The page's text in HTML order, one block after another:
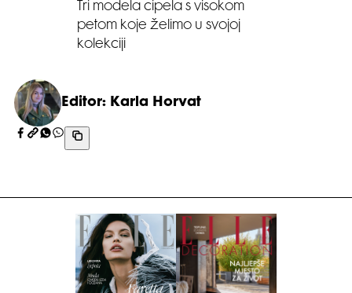
Tri modela cipela s visokom
petom koje želimo u svojoj
kolekciji
Editor: Karla Horvat